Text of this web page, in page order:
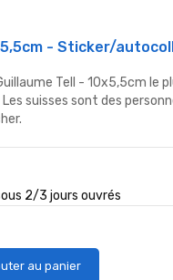
- Sticker/
Tell - 10x5,5cm le
suisses sont des
2/3 jours ouvrés
au panier